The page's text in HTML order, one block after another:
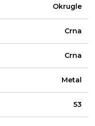
Okrugle
Crna
Crna
Metal
53